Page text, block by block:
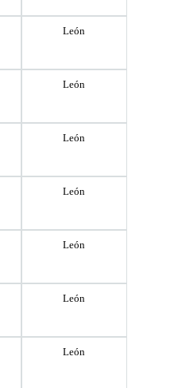
León
León
León
León
León
León
León